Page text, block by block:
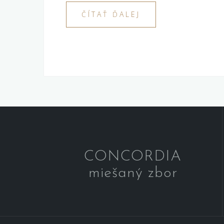
ČÍTAŤ ĎALEJ
CONCORDIA
miešaný zbor